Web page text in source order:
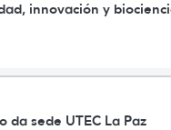
innovación y
sede UTEC La Paz